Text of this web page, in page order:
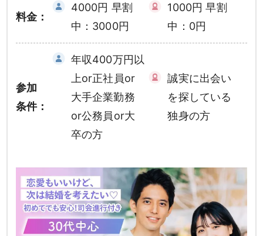
料金：
4000円 早割
中：3000円
1000円 早割
中：0円
参加
条件：
年収400万円以
上or正社員or
大手企業勤務
or公務員or大
卒の方
誠実に出会い
を探している
独身の方